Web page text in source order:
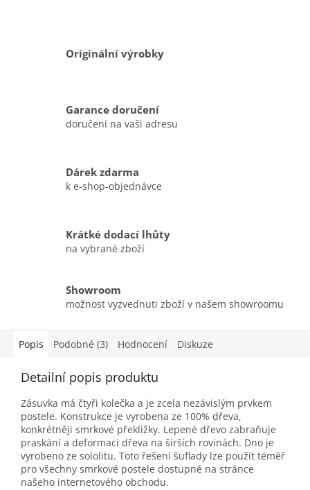
Originální výrobky
Garance doručení
doručení na vaši adresu
Dárek zdarma
k e-shop-objednávce
Krátké dodací lhůty
na vybrané zboží
Showroom
možnost vyzvednuti zboží v našem showroomu
Popis Podobné (3) Hodnocení Diskuze
Detailní popis produktu
Zásuvka má čtyři kolečka a je zcela nezávislým prvkem
postele. Konstrukce je vyrobena ze 100% dřeva,
konkrétněji smrkové překližky. Lepené dřevo zabraňuje
praskání a deformaci dřeva na širších rovinách. Dno je
vyrobeno ze sololitu. Toto řešení šuflady lze použít téměř
pro všechny smrkové postele dostupné na stránce
našeho internetového obchodu.